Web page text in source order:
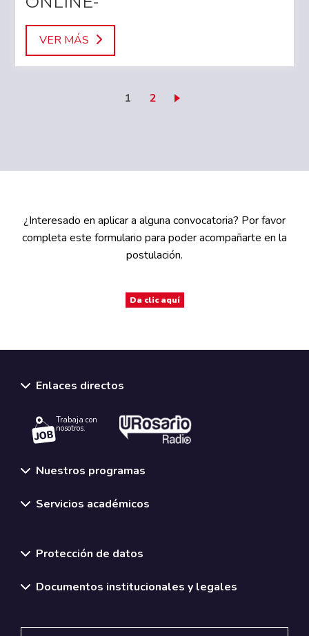
VER MÁS
Página actual
1 Page
2
¿Interesado en aplicar a alguna convocatoria? Por favor
completa este formulario para poder acompañarte en la
postulación.
Da clic aquí
Enlaces directos
Trabaja con
nosotros.
Nuestros programas
Servicios académicos
Protección de datos
Documentos institucionales y legales